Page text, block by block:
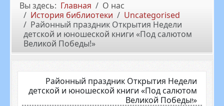
Вы здесь: Главная
О нас
История библиотеки
Uncategorised
Районный праздник Открытия Недели
детской и юношеской книги «Под салютом
Великой Победы!»
Районный праздник Открытия Недели
детской и юношеской книги «Под салютом
Великой Победы!»